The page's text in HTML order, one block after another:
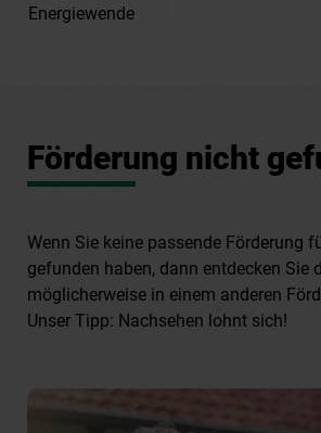
Förderung nicht
Wenn Sie keine passende Förderung
gefunden haben, dann entdecken Sie
möglicherweise in einem anderen
Unser Tipp: Nachsehen lohnt sich!